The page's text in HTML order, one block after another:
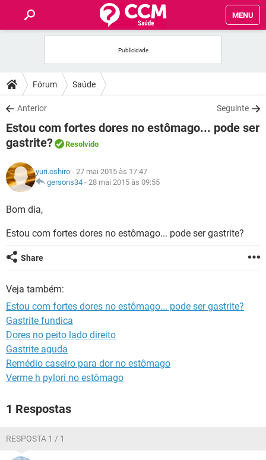
MENU
FÓRUM
SAÚDE
FAMÍLIA
NUTRIÇÃO
SEXUALIDADE
GLOSSÁRIO
Fórum Saúde
Anterior Seguinte
Estou com fortes dores no estômago... pode ser
gastrite?
Resolvido
yuri.oshiro - 27 mai 2015 às 17:47
gersons34 - 28 mai 2015 às 09:55
Bom dia,
Estou com fortes dores no estômago... pode ser gastrite?
Share
Veja também:
Estou com fortes dores no estômago... pode ser gastrite?
Gastrite fundica
Dores no peito lado direito
Gastrite aguda
Remédio caseiro para dor no estômago
Verme h pylori no estômago
1 Respostas
RESPOSTA 1 / 1